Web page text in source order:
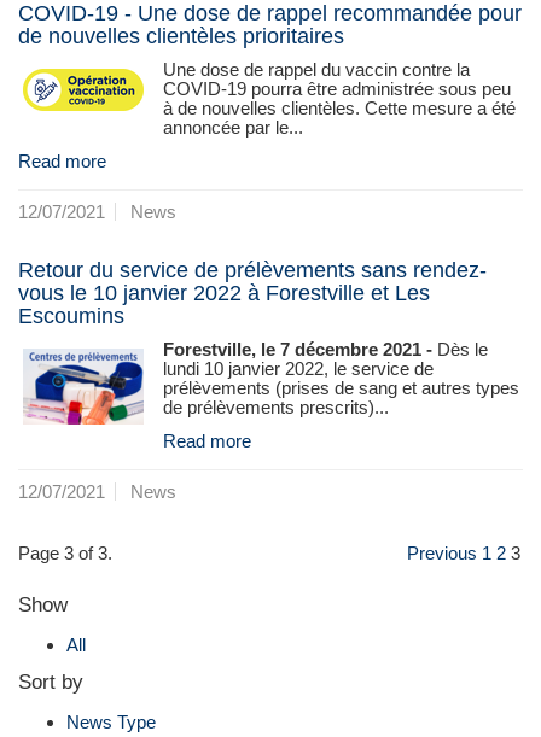
COVID-19 - Une dose de rappel recommandée pour
de nouvelles clientèles prioritaires
Une dose de rappel du vaccin contre la
COVID-19 pourra être administrée sous peu
à de nouvelles clientèles. Cette mesure a été
annoncée par le...
Read more
12/07/2021 News
Retour du service de prélèvements sans rendez-
vous le 10 janvier 2022 à Forestville et Les
Escoumins
Forestville, le 7 décembre 2021 - Dès le
lundi 10 janvier 2022, le service de
prélèvements (prises de sang et autres types
de prélèvements prescrits)...
Read more
12/07/2021 News
Page 3 of 3. Previous 1 2 3
Show
All
Sort by
News Type